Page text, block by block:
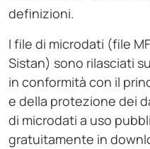
definizioni.
I file di microdati (file
Sistan) sono rilasciati
in conformità con il
e della protezione dei
di microdati a uso
gratuitamente in